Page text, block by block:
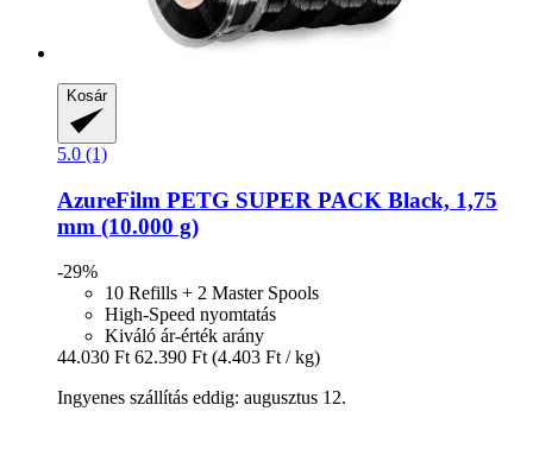
Kosár
5.0 (1)
AzureFilm PETG SUPER PACK Black, 1,75
mm (10.000 g)
-29%
10 Refills + 2 Master Spools
High-Speed nyomtatás
Kiváló ár-érték arány
44.030 Ft 62.390 Ft (4.403 Ft / kg)
Ingyenes szállítás eddig: augusztus 12.